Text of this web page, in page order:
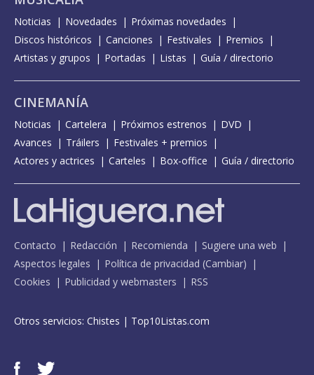
Noticias Novedades
Próximas novedades
Discos históricos
Canciones Festivales
Premios
Artistas y grupos
Portadas Listas Guía / directorio
CINEMANÍA
Noticias Cartelera Próximos estrenos
DVD
Avances
Tráilers
Festivales + premios
Actores y actrices
Carteles Box-office Guía / directorio
Contacto Redacción Recomienda
Sugiere una web
Aspectos legales
Política de privacidad (Cambiar)
Cookies
Publicidad y webmasters RSS
Otros servicios: Chistes | Top10Listas.com